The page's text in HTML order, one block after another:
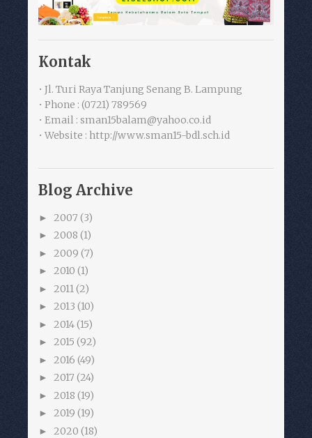
Kontak
• Jl. Turi Raya Tanjung Senang B. Lampung
• Phone : (0721) 789569
• Email : sman15balam@yahoo.co.id
• Website : http://www.sman15-bdl.sch.id
Blog Archive
► 2007 (3)
► 2008 (1)
► 2009 (7)
► 2010 (1)
► 2011 (2)
► 2013 (10)
► 2014(15)
► 2015 (92)
► 2016 (49)
► 2017 (24)
► 2018 (19)
► 2019 (19)
► 2020 (18)